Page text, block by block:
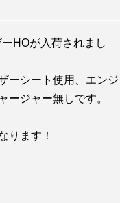
HOが入荷されまし
ーシート使用、エンジ
ージャー無しです。
ります！